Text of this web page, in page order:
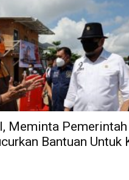
Meminta Pemerintah
Bantuan Untuk